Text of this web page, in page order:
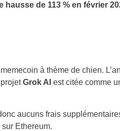
hausse de 113 % en février
à thème de chien.
Grok AI est citée comme
aucuns frais
Ethereum.